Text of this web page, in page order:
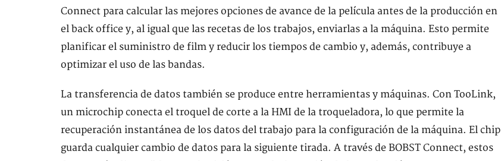
Connect para calcular las mejores opciones de avance de la película antes de la producción en
el back office y, al igual que las recetas de los trabajos, enviarlas a la máquina. Esto permite
planificar el suministro de film y reducir los tiempos de cambio y, además, contribuye a
optimizar el uso de las bandas.
La transferencia de datos también se produce entre herramientas y máquinas. Con TooLink,
un microchip conecta el troquel de corte a la HMI de la troqueladora, lo que permite la
recuperación instantánea de los datos del trabajo para la configuración de la máquina. El chip
guarda cualquier cambio de datos para la siguiente tirada. A través de BOBST Connect, estos